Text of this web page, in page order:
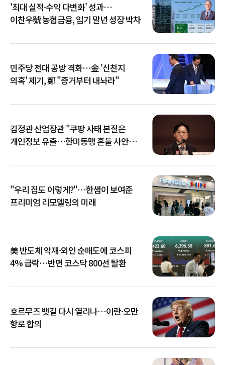
'최대 실적·수익 다변화' 성과…
이찬우號 농협금융, 임기 말년 성장 박차
민주당 전대 공방 격화…金 '신천지
의혹' 제기, 鄭 "증거부터 내놔라"
김정관 산업장관 "쿠팡 사태 본질은
개인정보 유출…한미동맹 흔들 사안
"우리 집도 이렇게?"…한샘이 보여준
프리미엄 리모델링의 미래
美 반도체 악재·외인 순매도에 코스피
4% 급락…반면 코스닥 800선 탈환
호르무즈 뱃길 다시 열리나…이란·오만
항로 합의